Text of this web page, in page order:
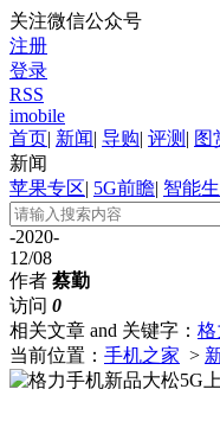
关注微信公众号
注册
登录
RSS
imobile
首页| 新闻| 导购| 评测 | 图
新闻
苹果专区| 5G前瞻| 智能
-2020-
12/08
作者 蔡勤
访问 0
相关文章 and 关键字： 格
当前位置： 手机之家 >